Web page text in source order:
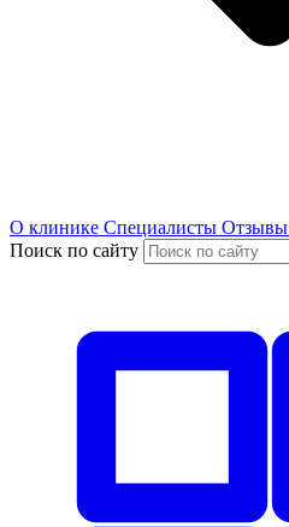
О клинике Специалисты Отзывы
Поиск по сайту